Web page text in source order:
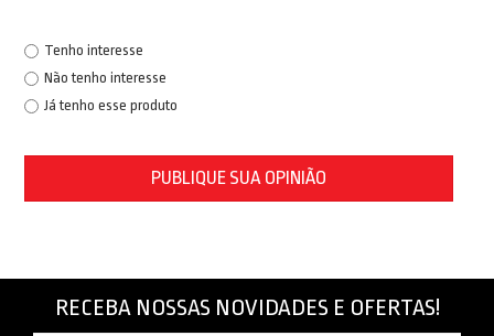
Tenho interesse
Não tenho interesse
Já tenho esse produto
PUBLIQUE SUA OPINIÃO
RECEBA NOSSAS NOVIDADES E OFERTAS!